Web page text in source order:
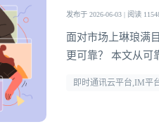
发布于 2026-06-03 | 阅读
面对市场上琳琅满
更可靠？ 本文从可
即时通讯云平台,IM平